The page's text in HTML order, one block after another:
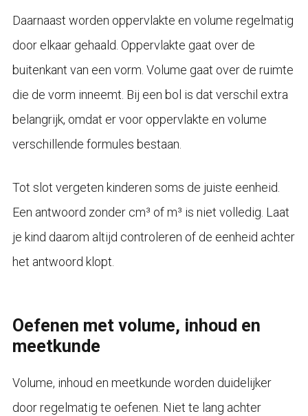
Daarnaast worden oppervlakte en volume regelmatig
door elkaar gehaald. Oppervlakte gaat over de
buitenkant van een vorm. Volume gaat over de ruimte
die de vorm inneemt. Bij een bol is dat verschil extra
belangrijk, omdat er voor oppervlakte en volume
verschillende formules bestaan.
Tot slot vergeten kinderen soms de juiste eenheid.
Een antwoord zonder cm³ of m³ is niet volledig. Laat
je kind daarom altijd controleren of de eenheid achter
het antwoord klopt.
Oefenen met volume, inhoud en
meetkunde
Volume, inhoud en meetkunde worden duidelijker
door regelmatig te oefenen. Niet te lang achter